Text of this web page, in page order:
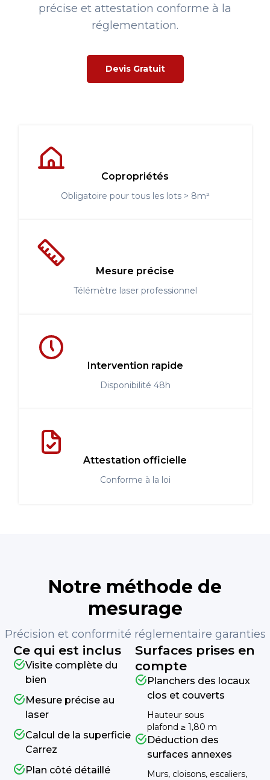
précise et attestation conforme à la
réglementation.
Devis Gratuit
Copropriétés
Obligatoire pour tous les lots > 8m²
Mesure précise
Télémètre laser professionnel
Intervention rapide
Disponibilité 48h
Attestation officielle
Conforme à la loi
Notre méthode de
mesurage
Précision et conformité réglementaire garanties
Ce qui est inclus
Visite complète du
bien
Mesure précise au
laser
Calcul de la superficie
Carrez
Plan côté détaillé
Surfaces prises en
compte
Planchers des locaux
clos et couverts
Hauteur sous
plafond ≥ 1,80 m
Déduction des
surfaces annexes
Murs, cloisons, escaliers,